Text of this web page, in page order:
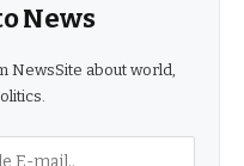
News
NewsSite about world,